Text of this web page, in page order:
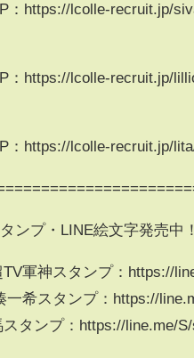
：https://lcolle-recruit.jp/
：https://lcolle-recruit.jp/
：https://lcolle-recruit.jp/
ンプ・LINE絵文字発売中！
軍神スタンプ：https://
一希スタンプ：https://
タンプ：https://line.me/